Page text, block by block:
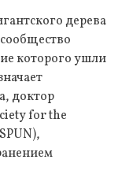
дерева
которого ушли
доктор
for the